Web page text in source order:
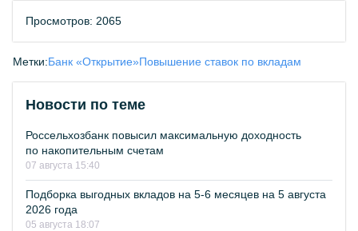
Просмотров: 2065
Метки:Банк «Открытие»Повышение ставок по вкладам
Новости по теме
Россельхозбанк повысил максимальную доходность
по накопительным счетам
07 августа 15:40
Подборка выгодных вкладов на 5-6 месяцев на 5 августа
2026 года
05 августа 18:07